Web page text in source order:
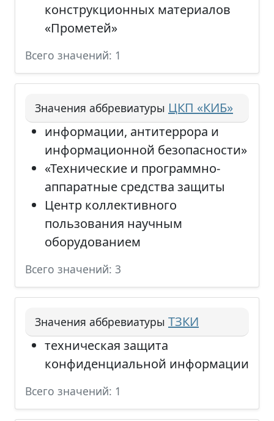
конструкционных материалов
«Прометей»
Всего значений: 1
Значения аббревиатуры ЦКП «КИБ»
информации, антитеррора и
информационной безопасности»
«Технические и программно-
аппаратные средства защиты
Центр коллективного
пользования научным
оборудованием
Всего значений: 3
Значения аббревиатуры ТЗКИ
техническая защита
конфиденциальной информации
Всего значений: 1